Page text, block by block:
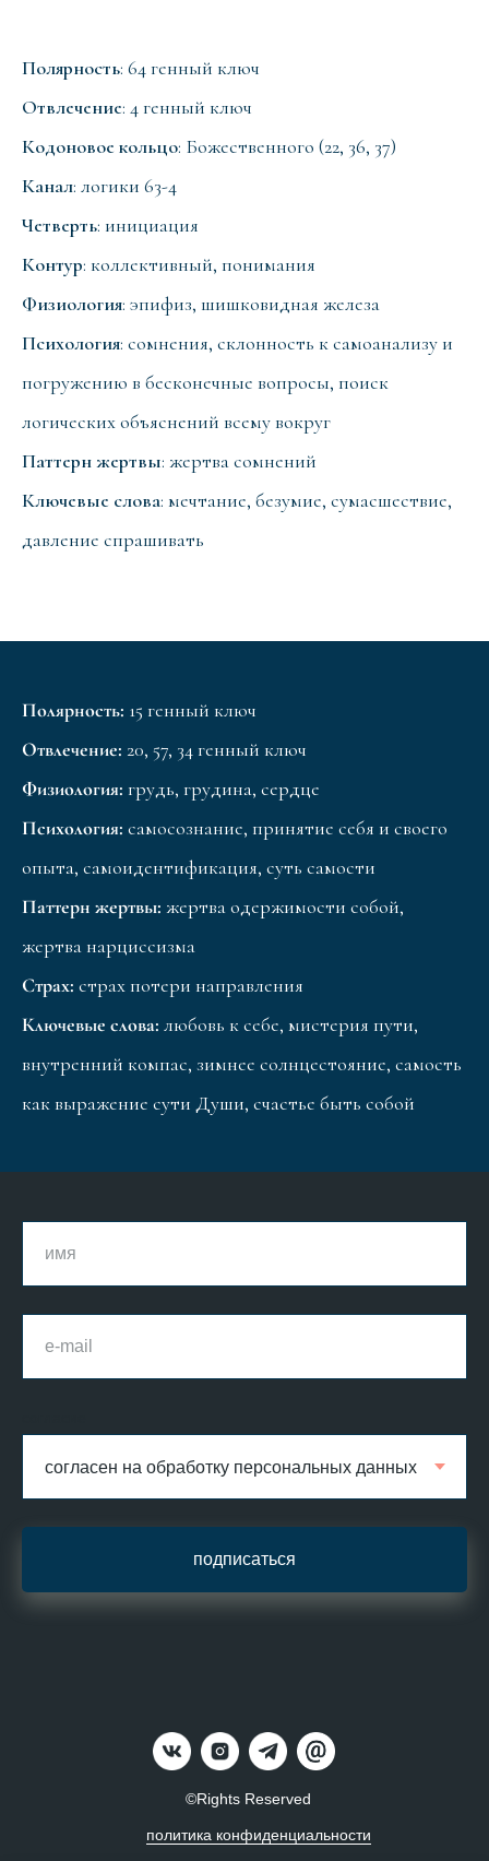
Полярность: 64 генный ключ
Отвлечение: 4 генный ключ
Кодоновое кольцо: Божественного (22, 36, 37)
Канал: логики 63-4
Четверть: инициация
Контур: коллективный, понимания
Физиология: эпифиз, шишковидная железа
Психология: сомнения, склонность к самоанализу и
погружению в бесконечные вопросы, поиск
логических объяснений всему вокруг
Паттерн жертвы: жертва сомнений
Ключевые слова: мечтание, безумие, сумасшествие,
давление спрашивать
Полярность: 15 генный ключ
Отвлечение: 20, 57, 34 генный ключ
Физиология: грудь, грудина, сердце
Психология: самосознание, принятие себя и своего
опыта, самоидентификация, суть самости
Паттерн жертвы: жертва одержимости собой,
жертва нарциссизма
Страх: страх потери направления
Ключевые слова: любовь к себе, мистерия пути,
внутренний компас, зимнее солнцестояние, самость
как выражение сути Души, счастье быть собой
подписаться
©Rights Reserved
политика конфиденциальности